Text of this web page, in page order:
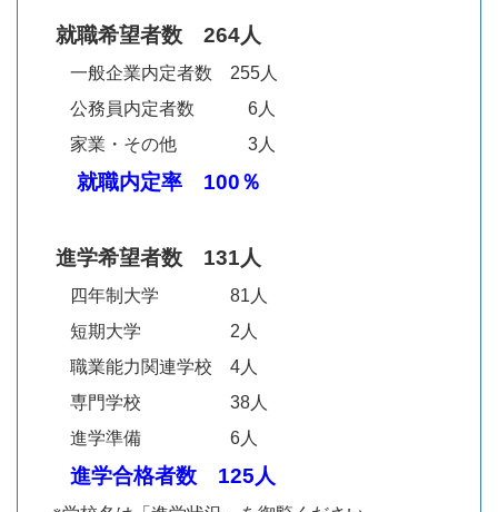
就職希望者数 264人
一般企業内定者数 255人
公務員内定者数 6人
家業・その他 3人
就職内定率 100％
進学希望者数 131人
四年制大学 81人
短期大学 2人
職業能力関連学校 4人
専門学校 38人
進学準備 6人
進学合格者数 125人